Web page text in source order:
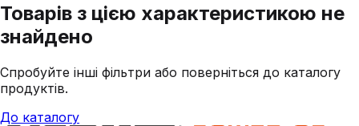
Товарів з цією характеристикою не
знайдено
Спробуйте інші фільтри або поверніться до каталогу
продуктів.
До каталогу